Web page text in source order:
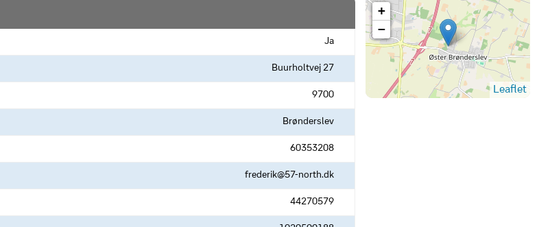
Ja
Buurholtvej 27
9700
Brønderslev
60353208
frederik@57-north.dk
44270579
+
−
Leaflet